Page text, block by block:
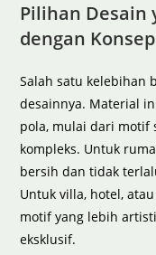
Pilihan Desain
dengan
Salah satu kelebihan
desainnya. Material
pola, mulai dari motif
kompleks. Untuk
bersih dan tidak
Untuk villa, hotel,
motif yang lebih
eksklusif.